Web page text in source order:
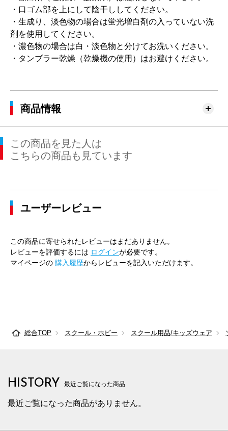
・口ゴム部を上にして陰干ししてください。
・生成り、淡色物の場合は蛍光増白剤の入っていない洗
剤を使用してください。
・濃色物の場合は白・淡色物と分けてお洗いください。
・タンブラー乾燥（乾燥機の使用）はお避けください。
商品情報
この商品を見た人は
こちらの商品も見ています
ユーザーレビュー
この商品に寄せられたレビューはまだありません。
レビューを評価するには ログインが必要です。
マイページの 購入履歴からレビューを記入いただけます。
総合TOP スクール・ホビー スクール用品/キッズウェア
HISTORY 最近ご覧になった商品
最近ご覧になった商品がありません。